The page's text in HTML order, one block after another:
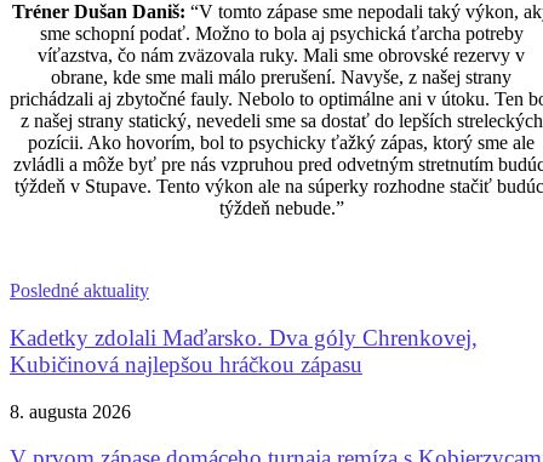
Tréner Dušan Daniš: “V tomto zápase sme nepodali taký výkon,
sme schopní podať. Možno to bola aj psychická ťarcha potreby
víťazstva, čo nám zväzovala ruky. Mali sme obrovské rezervy v
obrane, kde sme mali málo prerušení. Navyše, z našej strany
prichádzali aj zbytočné fauly. Nebolo to optimálne ani v útoku. Ten
z našej strany statický, nevedeli sme sa dostať do lepších streleckých
pozícii. Ako hovorím, bol to psychicky ťažký zápas, ktorý sme ale
zvládli a môže byť pre nás vzpruhou pred odvetným stretnutím
týždeň v Stupave. Tento výkon ale na súperky rozhodne stačiť
týždeň nebude.”
Posledné aktuality
Kadetky zdolali Maďarsko. Dva góly Chrenkovej,
Kubičinová najlepšou hráčkou zápasu
8. augusta 2026